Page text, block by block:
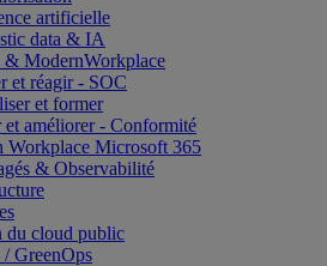
artificielle
data & IA
& ModernWorkplace
et réagir - SOC
et former
et améliorer - Conformité
Workplace Microsoft 365
& Observabilité
du cloud public
GreenOps